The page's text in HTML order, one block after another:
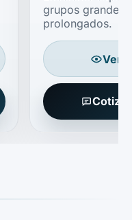
grupos grandes
prolongados.
Ver